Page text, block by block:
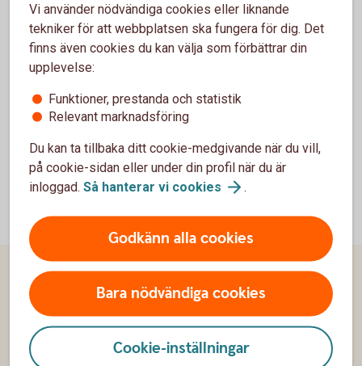
Pris
Skatt på aktier, fonder och andra placeringar
Villkor och mer information
Vi använder nödvändiga cookies eller liknande
tekniker för att webbplatsen ska fungera för dig. Det
finns även cookies du kan välja som förbättrar din
upplevelse:
Funktioner, prestanda och statistik
Relevant marknadsföring
Du kan ta tillbaka ditt cookie-medgivande när du vill,
på cookie-sidan eller under din profil när du är
inloggad. Så hanterar vi cookies .
Godkänn alla cookies
Bara nödvändiga cookies
Cookie-inställningar
Sidfot
Hitta snabbt
Kontakta oss
Spärrhjälp